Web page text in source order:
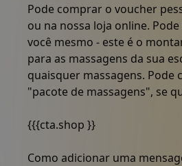
Pode comprar o voucher
ou na nossa loja online.
você mesmo - este é o
para as massagens da sua
quaisquer massagens. Pode
"pacote de massagens", se
{{{cta.shop }}
Como adicionar uma